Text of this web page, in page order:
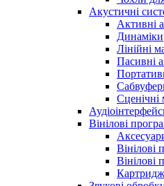
Акустичні
Активні
Динаміки
Лінійні
Пасивні
Сценічні
Вінілові
Вінілові
Вінілові